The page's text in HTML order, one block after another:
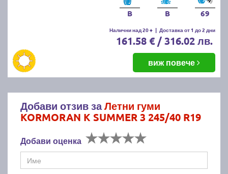
B B 69
Налични над 20 + | Доставка от 1 до 2 дни
161.58 € / 316.02 лв.
виж повече
Добави отзив заЛетни гуми
KORMORAN K SUMMER 3 245/40 R19
Добави оценка